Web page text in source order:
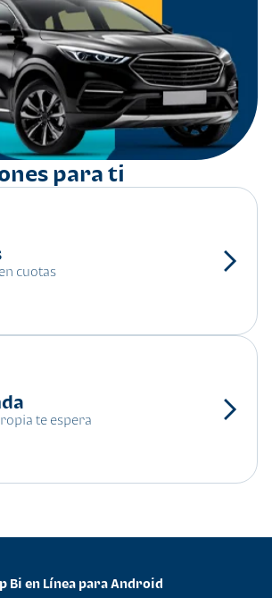
para ti
cuotas
te espera
Bi en Línea para Android